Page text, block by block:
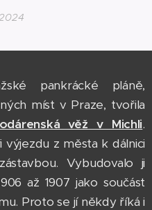
pankrácké pláně,
míst v Praze, tvořila
věž v Michli.
z města k dálnici
Vybudovalo ji
až 1907 jako součást
Proto se jí někdy říká i